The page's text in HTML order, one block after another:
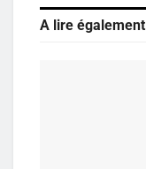
A lire également